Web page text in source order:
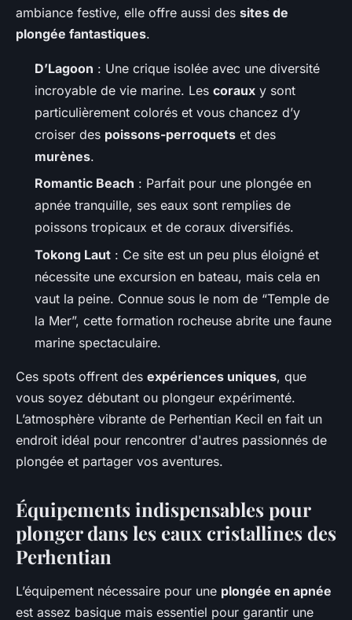
ambiance festive, elle offre aussi des sites de
plongée fantastiques.
D’Lagoon : Une crique isolée avec une diversité
incroyable de vie marine. Les coraux y sont
particulièrement colorés et vous chancez d’y
croiser des poissons-perroquets et des
murènes.
Romantic Beach : Parfait pour une plongée en
apnée tranquille, ses eaux sont remplies de
poissons tropicaux et de coraux diversifiés.
Tokong Laut : Ce site est un peu plus éloigné et
nécessite une excursion en bateau, mais cela en
vaut la peine. Connue sous le nom de “Temple de
la Mer”, cette formation rocheuse abrite une faune
marine spectaculaire.
Ces spots offrent des expériences uniques, que
vous soyez débutant ou plongeur expérimenté.
L’atmosphère vibrante de Perhentian Kecil en fait un
endroit idéal pour rencontrer d'autres passionnés de
plongée et partager vos aventures.
Équipements indispensables pour
plonger dans les eaux cristallines des
Perhentian
L’équipement nécessaire pour une plongée en apnée
est assez basique mais essentiel pour garantir une